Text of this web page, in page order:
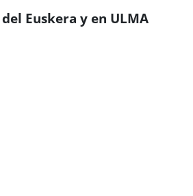
Euskera y en ULMA